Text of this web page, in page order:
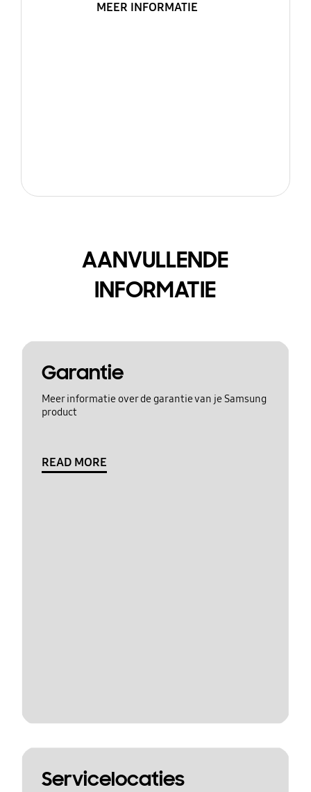
MEER INFORMATIE
AANVULLENDE
INFORMATIE
Garantie
Meer informatie over de garantie van je Samsung
product
READ MORE
Servicelocaties